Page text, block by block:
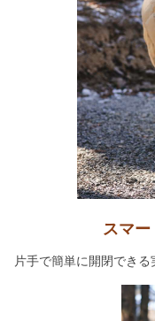
スマ
片手で簡単に開閉でき